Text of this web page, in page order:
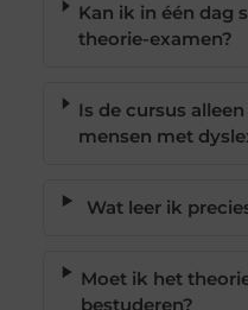
Kan ik in één dag
theorie-examen?
Is de cursus
mensen met
Wat leer ik
Moet ik het
bestuderen?